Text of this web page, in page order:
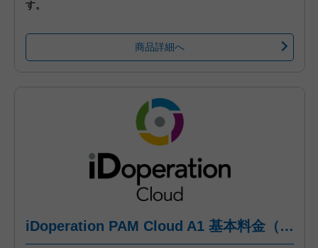
す。
商品詳細へ
iDoperation PAM Cloud A1 基本料金（年間プラン、月々後払い）